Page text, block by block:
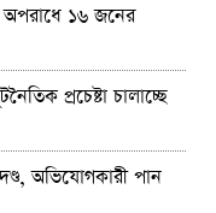
অপরাধে ১৬ জনের
প্রচেষ্টা চালাচ্ছে
অভিযোগকারী পান